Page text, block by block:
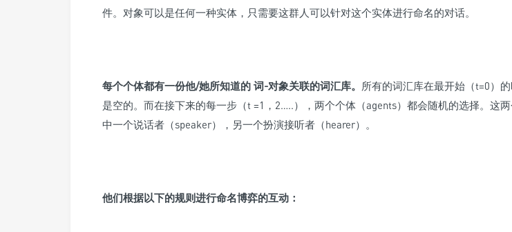
件。对象可以是任何一种实体，只需要这群人可以针对这个实体进行命名的对话。
每个个体都有一份他/她所知道的 词-对象关联的词汇库。
所有的词汇库在最开始（t=0）
是空的。而在接下来的每一步（t =1，2…..），两个个体（agents）都会随机的选择。这
中一个说话者（speaker），另一个扮演接听者（hearer）。
他们根据以下的规则进行命名博弈的互动：